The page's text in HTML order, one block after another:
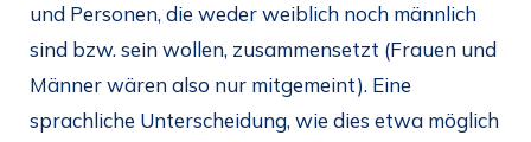
und Personen, die weder weiblich noch männlich
sind bzw. sein wollen, zusammensetzt (Frauen und
Männer wären also nur mitgemeint). Eine
sprachliche Unterscheidung, wie dies etwa möglich